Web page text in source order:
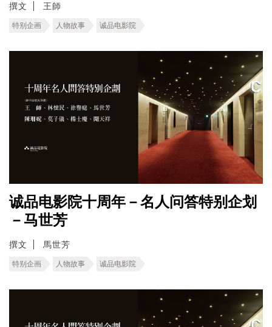
撰文 王師
特别企画 人物故事 诚品电影院
诚品电影院十周年－名人问答特别企划
－马世芳
撰文 馬世芳
特别企画 人物故事 诚品电影院